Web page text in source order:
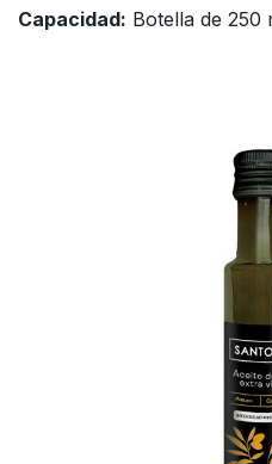
Capacidad: Botella de 250